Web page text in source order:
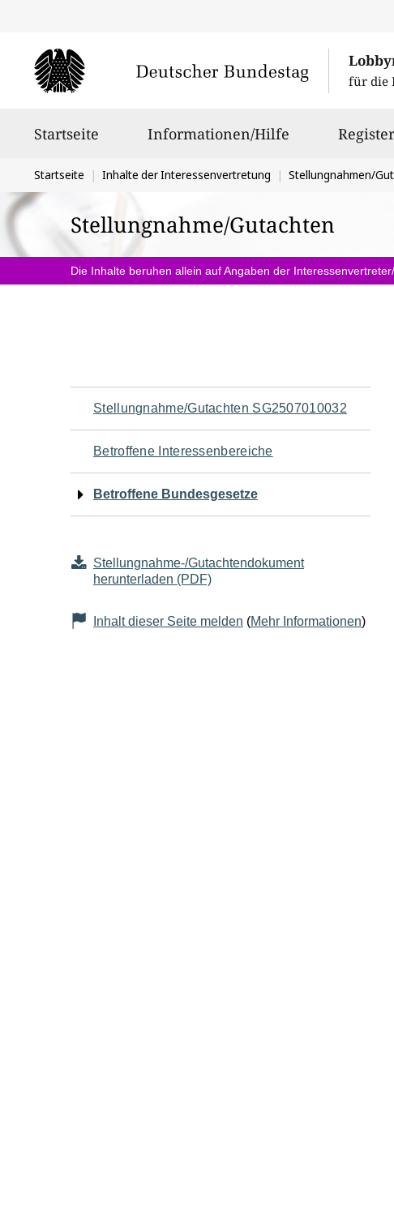
für die
Startseite Informationen/Hilfe
Sie
befinden
sich
hier:
Startseite Inhalte der Interessenvertretung Stellungnahmen/
Stellungnahme/Gutachten
Die Inhalte beruhen allein auf Angaben der
Navigation
für
den
Seiteninhalt
Stellungnahme/Gutachten SG2507010032
Betroffene Interessenbereiche
Betroffene Bundesgesetze
Stellungnahme-/Gutachtendokument
herunterladen (PDF)
Inhalt dieser Seite melden (Mehr Informationen)